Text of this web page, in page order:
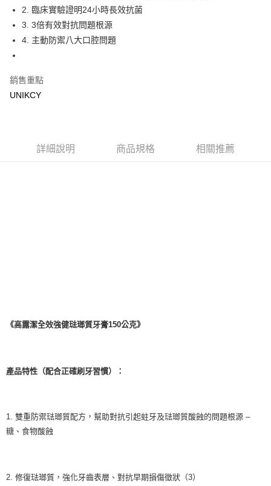
悠遊付
Google Pay
7-11取貨付款［需3-5個工作天不含預購商品］
2. 臨床實驗證明24小時長效抗菌
3. 3倍有效對抗問題根源
4. 主動防禦八大口腔問題
銷售重點
UNIKCY
詳細說明 商品規格 相關推薦
《高露潔全效強健琺瑯質牙膏150公克》
產品特性（配合正確刷牙習慣）：
1. 雙重防禦琺瑯質配方，幫助對抗引起蛀牙及琺瑯質酸蝕的問題根源 –
糖、食物酸蝕
2. 修復琺瑯質，強化牙齒表層、對抗早期損傷徵狀（3）